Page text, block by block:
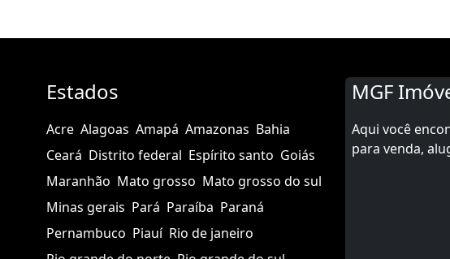
Estados
Acre Alagoas Amapá Amazonas Bahia
Ceará Distrito federal Espírito santo Goiás
Maranhão Mato grosso Mato grosso do sul
Minas gerais Pará Paraíba Paraná
Pernambuco Piauí Rio de janeiro
MGF
Aqui você
para venda,